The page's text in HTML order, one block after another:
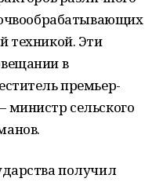
техникой. Эти
в
премьер-
министр сельского
получил